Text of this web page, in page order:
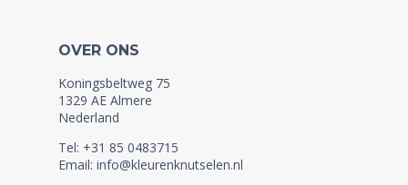
OVER ONS
Koningsbeltweg 75
1329 AE Almere
Nederland
Tel: +31 85 0483715
Email: info@kleurenknutselen.nl